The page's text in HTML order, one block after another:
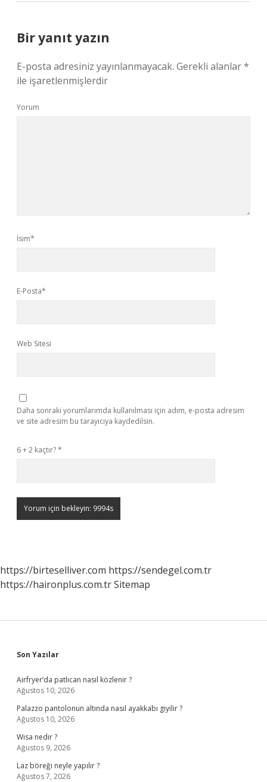
Bir yanıt yazın
E-posta adresiniz yayınlanmayacak. Gerekli alanlar*
ile işaretlenmişlerdir
Yorum
İsim*
E-Posta*
Web Sitesi
Daha sonraki yorumlarımda kullanılması için adım, e-posta adresim
ve site adresim bu tarayıcıya kaydedilsin.
6 + 2 kaçtır?*
https://birteselliver.com https://sendegel.com.tr
https://haironplus.com.trSitemap
Sidebar
Son Yazılar
Airfryer’da patlıcan nasıl közlenir ?
Ağustos 10, 2026
Palazzo pantolonun altında nasıl ayakkabı giyilir ?
Ağustos 10, 2026
Wisa nedir ?
Ağustos 9, 2026
Laz böreği neyle yapılır ?
Ağustos 7, 2026